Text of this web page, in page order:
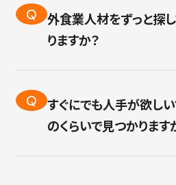
す。
面接同席(オンラインの
Q
外食業人材をずっと探
りますか？
A
特定技能の職種のほぼ
ます。
人気の職種・人材が貴
Q
すぐにでも人手が欲し
のくらいで見つかります
A
人材は常に多数在籍し